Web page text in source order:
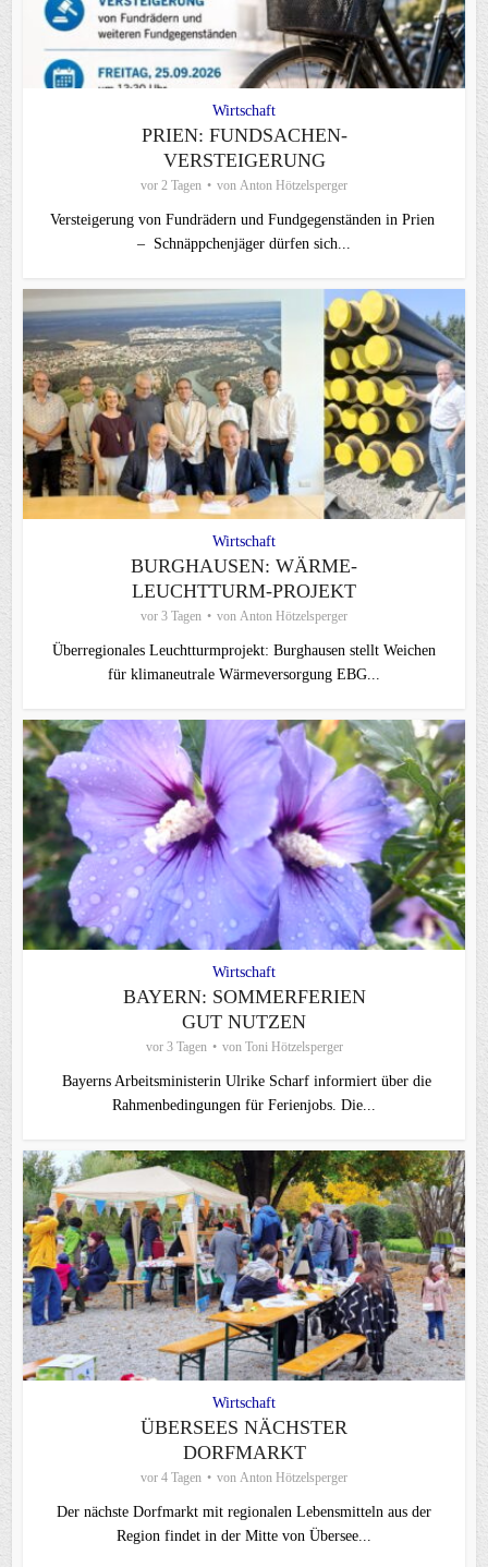
Wirtschaft
PRIEN: FUNDSACHEN-
VERSTEIGERUNG
vor 2 Tagen von Anton Hötzelsperger
Versteigerung von Fundrädern und Fundgegenständen in Prien
– Schnäppchenjäger dürfen sich...
Wirtschaft
BURGHAUSEN: WÄRME-
LEUCHTTURM-PROJEKT
vor 3 Tagen von Anton Hötzelsperger
Überregionales Leuchtturmprojekt: Burghausen stellt Weichen
für klimaneutrale Wärmeversorgung EBG...
Wirtschaft
BAYERN: SOMMERFERIEN
GUT NUTZEN
vor 3 Tagen von Toni Hötzelsperger
Bayerns Arbeitsministerin Ulrike Scharf informiert über die
Rahmenbedingungen für Ferienjobs. Die...
Wirtschaft
ÜBERSEES NÄCHSTER
DORFMARKT
vor 4 Tagen von Anton Hötzelsperger
Der nächste Dorfmarkt mit regionalen Lebensmitteln aus der
Region findet in der Mitte von Übersee...